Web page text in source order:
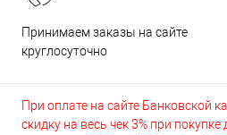
Принимаем заказы на сайте
круглосуточно
При оплате на сайте Банковской
скидку на весь чек 3% при